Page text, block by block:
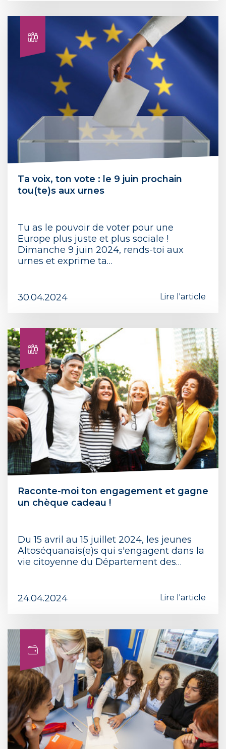
Ta voix, ton vote : le 9 juin prochain
tou(te)s aux urnes
Tu as le pouvoir de voter pour une
Europe plus juste et plus sociale !
Dimanche 9 juin 2024, rends-toi aux
urnes et exprime ta…
30.04.2024 Lire l'article
Raconte-moi ton engagement et gagne
un chèque cadeau !
Du 15 avril au 15 juillet 2024, les jeunes
Altoséquanais(e)s qui s'engagent dans la
vie citoyenne du Département des…
24.04.2024 Lire l'article